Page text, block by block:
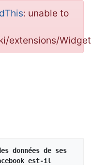
: unable to
extensions/
données de ses
est-il